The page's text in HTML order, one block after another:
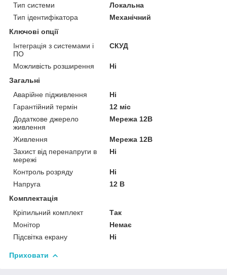
Тип системи
Локальна
Тип ідентифікатора
Механічний
Ключові опції
Інтеграція з системами і
ПО
СКУД
Можливість розширення
Ні
Загальні
Аварійне підживлення
Ні
Гарантійний термін
12 міс
Додаткове джерело
живлення
Мережа 12В
Живлення
Мережа 12В
Захист від перенапруги в
мережі
Ні
Контроль розряду
Ні
Напруга
12 В
Комплектація
Кріпильний комплект
Так
Монітор
Немає
Підсвітка екрану
Ні
Приховати